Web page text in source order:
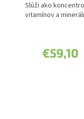
produktu
je
hviezdičiek.
€59,10
Slúži ako
vitamínov a